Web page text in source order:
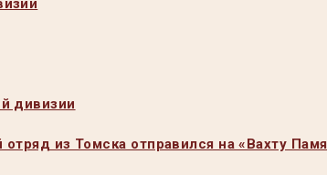
дивизии
из Томска отправился на «Вахту